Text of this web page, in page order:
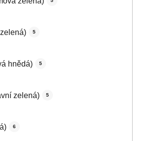
5
hnědá) 5
zelená) 5
6